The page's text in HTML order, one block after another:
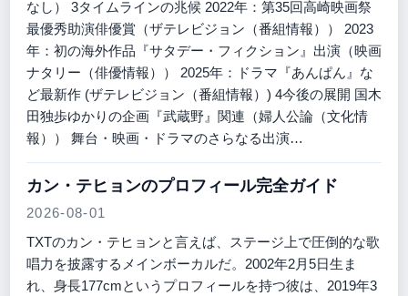
なし） 3タイムラインの兆候 2022年：第35回高崎映画祭
最優秀助演俳優賞（ザテレビジョン（番組情報）） 2023
年：初の海外作品『サタデー・フィクション』出演（映画
ナタリー（俳優情報）） 2025年：ドラマ『あんぱん』な
ど最新作 (ザテレビジョン（番組情報）) 4今後の展開 国木
田独歩ゆかりの企画『武蔵野』関連（婦人公論（文化情
報）） 舞台・映画・ドラマのさらなる出演…
カン・テヒョンのプロフィール完全ガイド
2026-08-01
TXTのカン・テヒョンと言えば、ステージ上で圧倒的な歌
唱力を披露するメインボーカルだ。2002年2月5日生ま
れ、身長177cmというプロフィールを持つ彼は、2019年3